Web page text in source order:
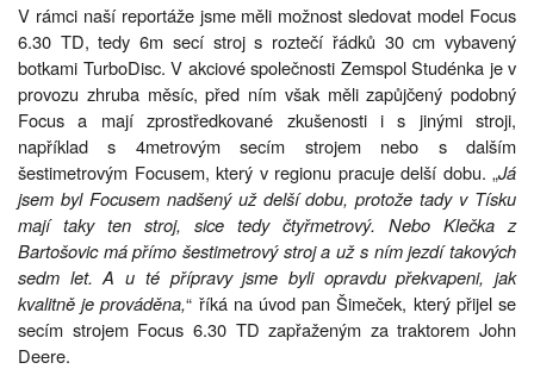
V rámci naší reportáže jsme měli možnost sledovat model Focus
6.30 TD, tedy 6m secí stroj s roztečí řádků 30 cm vybavený
botkami TurboDisc. V akciové společnosti Zemspol Studénka je v
provozu zhruba měsíc, před ním však měli zapůjčený podobný
Focus a mají zprostředkované zkušenosti i s jinými stroji,
například s 4metrovým secím strojem nebo s dalším
šestimetrovým Focusem, který v regionu pracuje delší dobu. „Já
jsem byl Focusem nadšený už delší dobu, protože tady v Tísku
mají taky ten stroj, sice tedy čtyřmetrový. Nebo Klečka z
Bartošovic má přímo šestimetrový stroj a už s ním jezdí takových
sedm let. A u té přípravy jsme byli opravdu překvapeni, jak
kvalitně je prováděna,“ říká na úvod pan Šimeček, který přijel se
secím strojem Focus 6.30 TD zapřaženým za traktorem John
Deere.